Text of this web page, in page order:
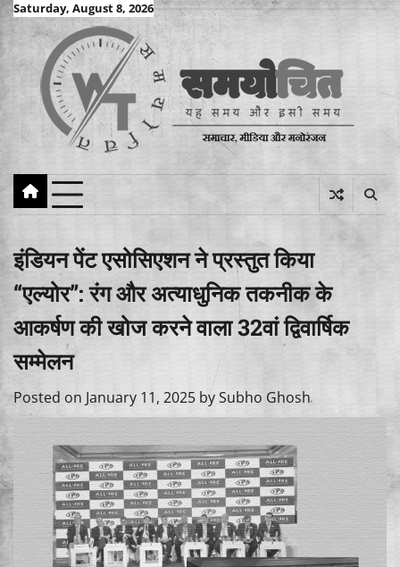
Skip
to
content
Saturday, August 8, 2026
इंडियन पेंट एसोसिएशन ने प्रस्तुत किया
“एल्योर”: रंग और अत्याधुनिक तकनीक के
आकर्षण की खोज करने वाला 32वां द्विवार्षिक
सम्मेलन
Posted on January 11, 2025 bySubho Ghosh